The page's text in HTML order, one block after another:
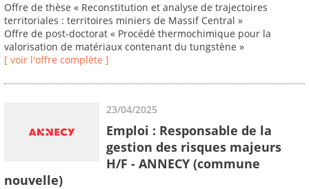
Offre de thèse « Reconstitution et analyse de trajectoires
territoriales : territoires miniers de Massif Central »
Offre de post-doctorat « Procédé thermochimique pour la
valorisation de matériaux contenant du tungstène »
[ voir l'offre complète ]
23/04/2025
Emploi : Responsable de la
gestion des risques majeurs
H/F - ANNECY (commune
nouvelle)